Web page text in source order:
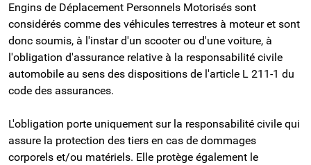
Engins de Déplacement Personnels Motorisés sont
considérés comme des véhicules terrestres à moteur et sont
donc soumis, à l'instar d'un scooter ou d'une voiture, à
l'obligation d'assurance relative à la responsabilité civile
automobile au sens des dispositions de l'article L 211-1 du
code des assurances.
L'obligation porte uniquement sur la responsabilité civile qui
assure la protection des tiers en cas de dommages
corporels et/ou matériels. Elle protège également le